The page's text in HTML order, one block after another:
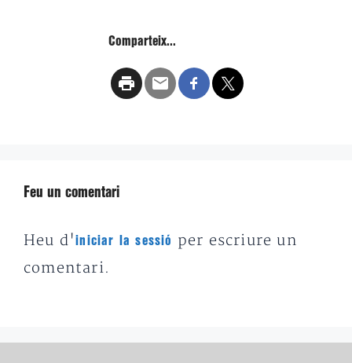
Comparteix...
Feu un comentari
Heu d'iniciar la sessió
per escriure un
comentari.